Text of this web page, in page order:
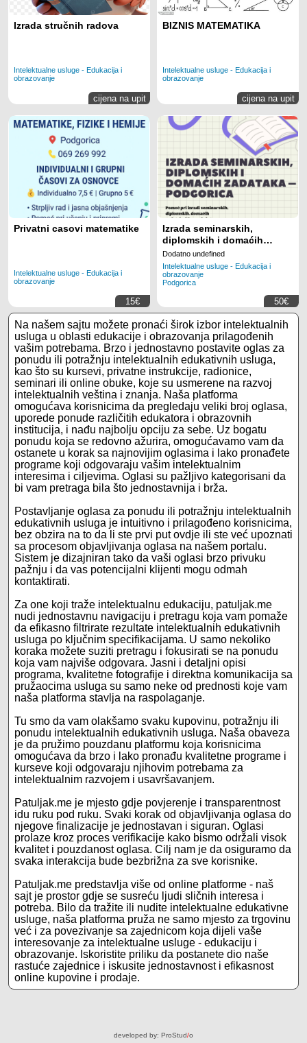
Izrada stručnih radova
Intelektualne usluge - Edukacija i
obrazovanje
cijena na upit
BIZNIS MATEMATIKA
Intelektualne usluge - Edukacija i
obrazovanje
cijena na upit
Privatni casovi matematike
Intelektualne usluge - Edukacija i
obrazovanje
15€
Izrada seminarskih,
diplomskih i domaćih
zadataka
Dodatno undefined
Intelektualne usluge - Edukacija i
obrazovanje
Podgorica
50€
Na našem sajtu možete pronaći širok izbor intelektualnih
usluga u oblasti edukacije i obrazovanja prilagođenih
vašim potrebama. Brzo i jednostavno postavite oglas za
ponudu ili potražnju intelektualnih edukativnih usluga,
kao što su kursevi, privatne instrukcije, radionice,
seminari ili online obuke, koje su usmerene na razvoj
intelektualnih veština i znanja. Naša platforma
omogućava korisnicima da pregledaju veliki broj oglasa,
uporede ponude različitih edukatora i obrazovnih
institucija, i nađu najbolju opciju za sebe. Uz bogatu
ponudu koja se redovno ažurira, omogućavamo vam da
ostanete u korak sa najnovijim oglasima i lako pronađete
programe koji odgovaraju vašim intelektualnim
interesima i ciljevima. Oglasi su pažljivo kategorisani da
bi vam pretraga bila što jednostavnija i brža.
Postavljanje oglasa za ponudu ili potražnju intelektualnih
edukativnih usluga je intuitivno i prilagođeno korisnicima,
bez obzira na to da li ste prvi put ovdje ili ste već upoznati
sa procesom objavljivanja oglasa na našem portalu.
Sistem je dizajniran tako da vaši oglasi brzo privuku
pažnju i da vas potencijalni klijenti mogu odmah
kontaktirati.
Za one koji traže intelektualnu edukaciju, patuljak.me
nudi jednostavnu navigaciju i pretragu koja vam pomaže
da efikasno filtrirate rezultate intelektualnih edukativnih
usluga po ključnim specifikacijama. U samo nekoliko
koraka možete suziti pretragu i fokusirati se na ponudu
koja vam najviše odgovara. Jasni i detaljni opisi
programa, kvalitetne fotografije i direktna komunikacija sa
pružaocima usluga su samo neke od prednosti koje vam
naša platforma stavlja na raspolaganje.
Tu smo da vam olakšamo svaku kupovinu, potražnju ili
ponudu intelektualnih edukativnih usluga. Naša obaveza
je da pružimo pouzdanu platformu koja korisnicima
omogućava da brzo i lako pronađu kvalitetne programe i
kurseve koji odgovaraju njihovim potrebama za
intelektualnim razvojem i usavršavanjem.
Patuljak.me je mjesto gdje povjerenje i transparentnost
idu ruku pod ruku. Svaki korak od objavljivanja oglasa do
njegove finalizacije je jednostavan i siguran. Oglasi
prolaze kroz proces verifikacije kako bismo održali visok
kvalitet i pouzdanost oglasa. Cilj nam je da osiguramo da
svaka interakcija bude bezbrižna za sve korisnike.
Patuljak.me predstavlja više od online platforme - naš
sajt je prostor gdje se susreću ljudi sličnih interesa i
potreba. Bilo da tražite ili nudite intelektualne edukativne
usluge, naša platforma pruža ne samo mjesto za trgovinu
već i za povezivanje sa zajednicom koja dijeli vaše
interesovanje za intelektualne usluge - edukaciju i
obrazovanje. Iskoristite priliku da postanete dio naše
rastuće zajednice i iskusite jednostavnost i efikasnost
online kupovine i prodaje.
developed by: ProStud/o